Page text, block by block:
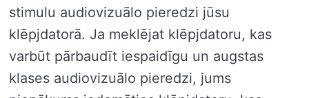
stimulu audiovizuālo pieredzi jūsu
klēpjdatorā. Ja meklējat klēpjdatoru, kas
varbūt pārbaudīt iespaidīgu un augstas
klases audiovizuālo pieredzi, jums